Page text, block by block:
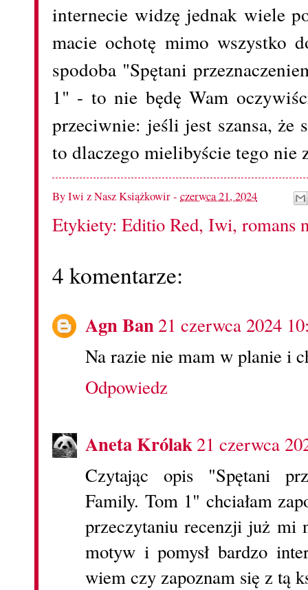
internecie widzę jednak wiele
macie ochotę mimo wszystko
spodoba "Spętani
1" - to nie będę Wam
przeciwnie: jeśli jest szansa, że
to dlaczego mielibyście tego nie
ByIwi z Nasz Książkowir- czerwca 21, 2024
Etykiety: Editio Red, Iwi, romans
4 komentarze:
Agn Ban21 czerwca 2024
Na razie nie mam w planie i
Odpowiedz
Aneta Królak21 czerwca
Czytając opis "Spętani
Family. Tom 1" chciałam
przeczytaniu recenzji już mi
motyw i pomysł bardzo
wiem czy zapoznam się z tą